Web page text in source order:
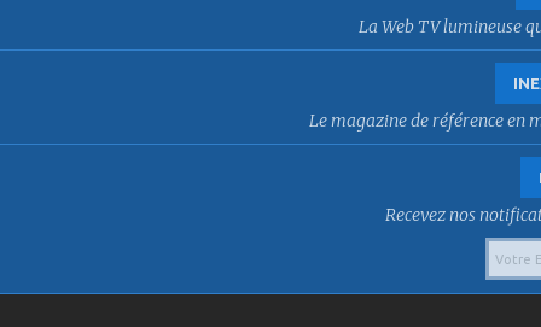
La Web TV lumineuse
Le magazine de référence en
Recevez nos